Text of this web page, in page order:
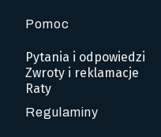
Linki w stopce
Pomoc
Pytania i odpowiedzi
Zwroty i reklamacje
Raty
Regulaminy